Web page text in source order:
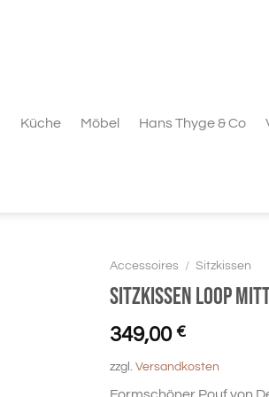
Küche Möbel Hans Thyge & Co
Accessoires / Sitzkissen
Sitzkissen Loop
349,00 €
zzgl. Versandkosten